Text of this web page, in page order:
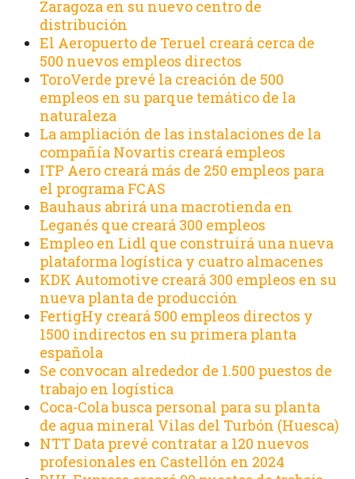
Zaragoza en su nuevo centro de
distribución
El Aeropuerto de Teruel creará cerca de
500 nuevos empleos directos
ToroVerde prevé la creación de 500
empleos en su parque temático de la
naturaleza
La ampliación de las instalaciones de la
compañía Novartis creará empleos
ITP Aero creará más de 250 empleos para
el programa FCAS
Bauhaus abrirá una macrotienda en
Leganés que creará 300 empleos
Empleo en Lidl que construirá una nueva
plataforma logística y cuatro almacenes
KDK Automotive creará 300 empleos en su
nueva planta de producción
FertigHy creará 500 empleos directos y
1500 indirectos en su primera planta
española
Se convocan alrededor de 1.500 puestos de
trabajo en logística
Coca-Cola busca personal para su planta
de agua mineral Vilas del Turbón (Huesca)
NTT Data prevé contratar a 120 nuevos
profesionales en Castellón en 2024